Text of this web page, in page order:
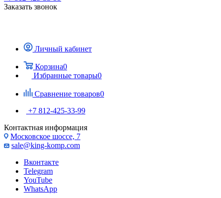
Заказать звонок
Личный кабинет
Корзина0
Избранные товары0
Сравнение товаров0
+7 812-425-33-99
Контактная информация
Московское шоссе, 7
sale@king-komp.com
Вконтакте
Telegram
YouTube
WhatsApp